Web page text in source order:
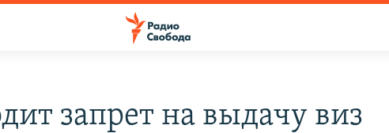
запрет на выдачу виз